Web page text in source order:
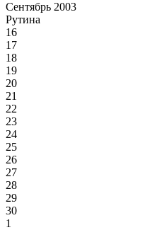
Сентябрь 2003
Рутина
16
17
18
19
20
21
22
23
24
25
26
27
28
29
30
1